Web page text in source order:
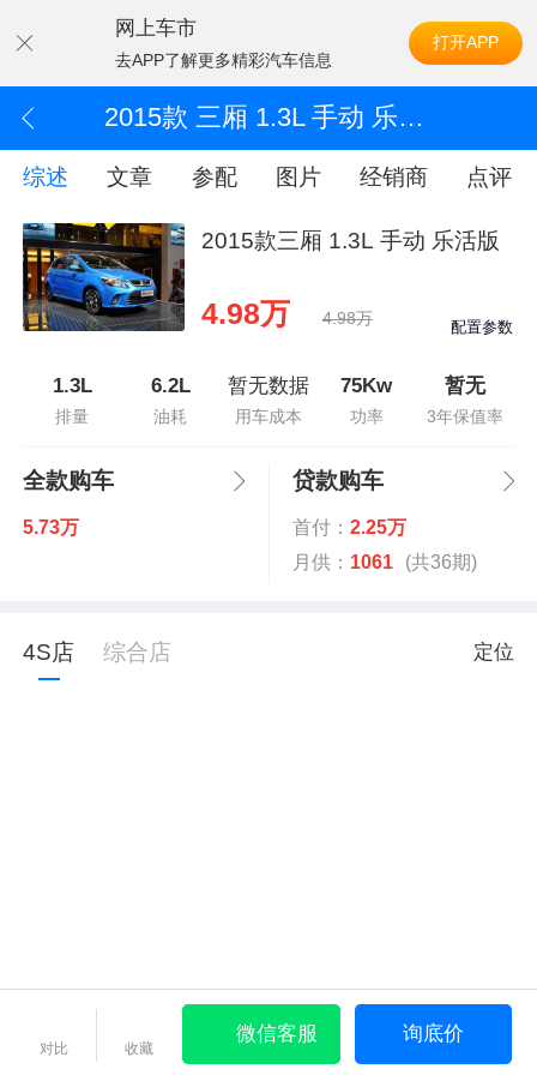
网上车市
去APP了解更多精彩汽车信息
打开APP
2015款 三厢 1.3L 手动 乐活版
综述 文章 参配 图片 经销商 点评
2015款三厢 1.3L 手动 乐活版
4.98万 4.98万 配置参数
1.3L
排量
6.2L
油耗
暂无数据
用车成本
75Kw
功率
暂无
3年保值率
全款购车
5.73万
贷款购车
首付： 2.25万
月供： 1061 (共36期)
4S店 综合店 定位
对比 收藏
微信客服 询底价